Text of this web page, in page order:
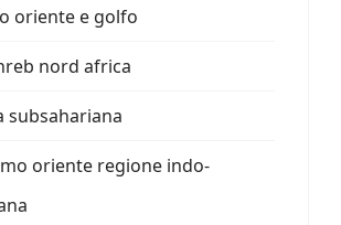
oriente e golfo
nord africa
subsahariana
oriente regione indo-